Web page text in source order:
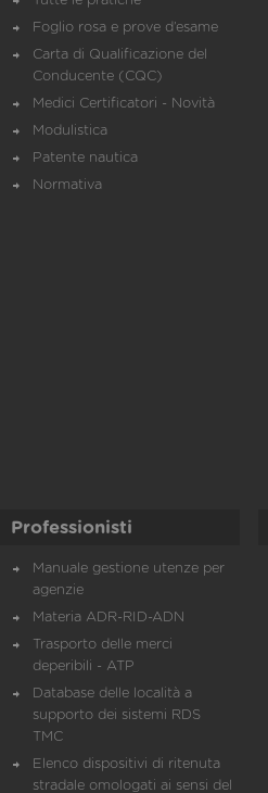
Foglio rosa e prove d’esame
Carta di Qualificazione del
Conducente (CQC)
Medici Certificatori - Novità
Modulistica
Patente nautica
Normativa
Professionisti
Manuale gestione utenze per
agenzie
Materia ADR-RID-ADN
Trasporto delle merci
deperibili - ATP
Database delle località a
supporto dei sistemi RDS
TMC
Elenco dispositivi di ritenuta
stradale omologati ai sensi del